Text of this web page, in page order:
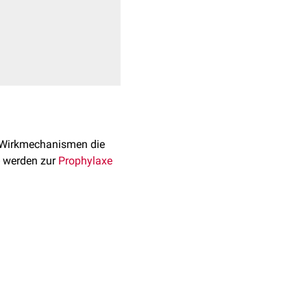
die
werden zur Prophylaxe